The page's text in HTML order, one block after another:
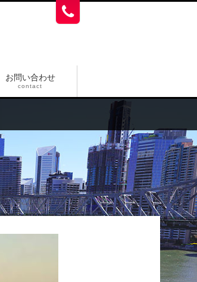
お問い合わせ
contact